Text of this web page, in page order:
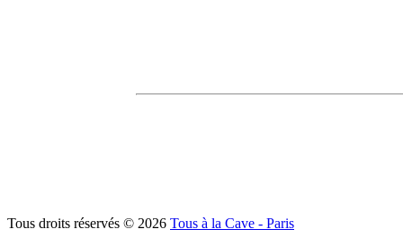
Tous droits réservés © 2026 Tous à la Cave - Paris